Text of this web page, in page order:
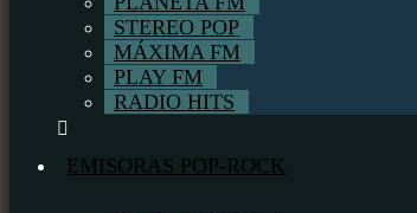
STEREO POP
MÁXIMA FM
PLAY FM
RADIO HITS
EMISORAS POP-ROCK